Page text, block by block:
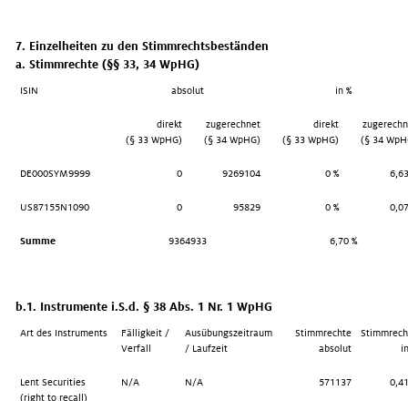
7. Einzelheiten zu den Stimmrechtsbeständen
a. Stimmrechte (§§ 33, 34 WpHG)
ISIN absolut in %
direkt
(§ 33 WpHG)
zugerechnet
(§ 34 WpHG)
direkt
(§ 33 WpHG)
(§ 34
DE000SYM9999 0 9269104 0 %
US87155N1090 0 95829 0 %
Summe 9364933 6,70 %
b.1. Instrumente i.S.d. § 38 Abs. 1 Nr. 1 WpHG
Art des Instruments
Fälligkeit /
Verfall
Ausübungszeitraum
/ Laufzeit
Stimmrechte
absolut
Lent Securities
(right to recall)
N/A N/A 571137